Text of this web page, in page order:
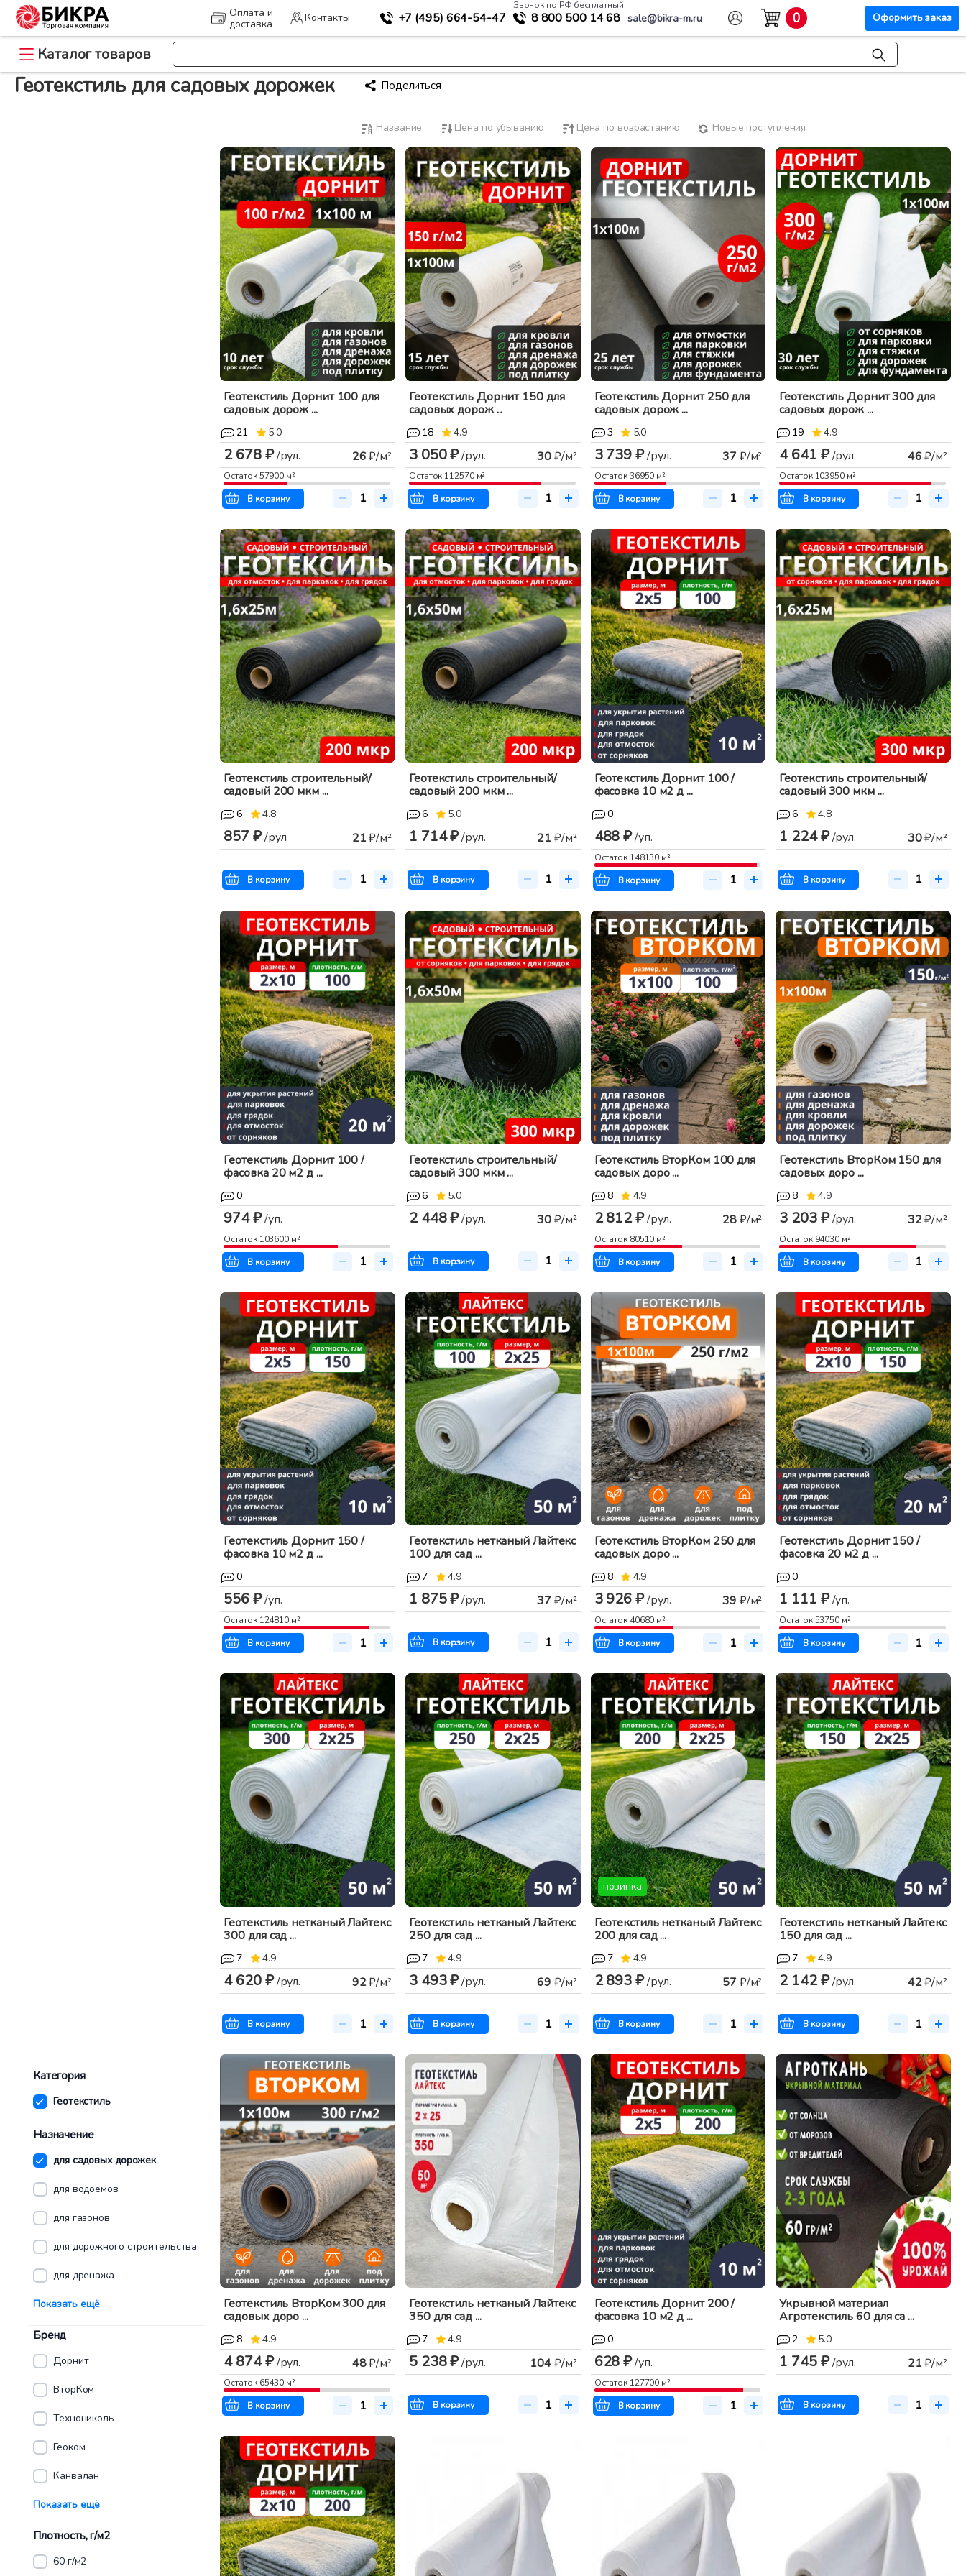
Оплата и
доставка
Контакты +7 (495) 664-54-47
Звонок по РФ бесплатный
8 800 500 14 68 sale@bikra-m.ru 0 Оформить заказ
Каталог товаров
Главная >Геотекстиль для садовых дорожек
Геотекстиль для садовых дорожек Поделиться
Категория
Геотекстиль
Назначение
для садовых дорожек
для водоемов
для газонов
для дорожного строительства
для дренажа
Показать ещё
Бренд
Дорнит
ВторКом
Технониколь
Геоком
Канвалан
Показать ещё
Плотность, г/м2
60 г/м2
Название Цена по убыванию Цена по возрастанию Новые поступления
Геотекстиль Дорнит 100 для
садовых дорож ...
21 5.0
2 678 ₽/рул. 26₽/м²
Остаток57900 м²
В корзину
Геотекстиль Дорнит 150 для
садовых дорож ...
18 4.9
3 050 ₽/рул. 30₽/м²
Остаток 112570м²
В корзину
Геотекстиль Дорнит 250 для
садовых дорож ...
3 5.0
3 739 ₽/рул. 37₽/м²
Остаток36950 м²
В корзину
Геотекстиль Дорнит 300 для
садовых дорож ...
19 4.9
4 641 ₽/рул. 46₽/м²
Остаток 103950м²
В корзину
Геотекстиль строительный/
садовый 200 мкм ...
6 4.8
857 ₽/рул. 21₽/м²
В корзину
Геотекстиль строительный/
садовый 200 мкм ...
6 5.0
1 714 ₽/рул. 21₽/м²
В корзину
Геотекстиль Дорнит 100 /
фасовка 10 м2 д ...
0
488 ₽/уп.
Остаток 148130 м²
В корзину
Геотекстиль строительный/
садовый 300 мкм ...
6 4.8
1 224 ₽/рул. 30₽/м²
В корзину
Геотекстиль Дорнит 100 /
фасовка 20 м2 д ...
0
974 ₽/уп.
Остаток 103600 м²
В корзину
Геотекстиль строительный/
садовый 300 мкм ...
6 5.0
2 448 ₽/рул. 30₽/м²
В корзину
Геотекстиль ВторКом 100 для
садовых доро ...
8 4.9
2 812 ₽/рул. 28₽/м²
Остаток 80510 м²
В корзину
Геотекстиль ВторКом 150 для
садовых доро ...
8 4.9
3 203 ₽/рул. 32₽/м²
Остаток 94030 м²
В корзину
Геотекстиль Дорнит 150 /
фасовка 10 м2 д ...
0
556 ₽/уп.
Остаток 124810 м²
В корзину
Геотекстиль нетканый Лайтекс
100 для сад ...
7 4.9
1 875 ₽/рул. 37₽/м²
В корзину
Геотекстиль ВторКом 250 для
садовых доро ...
8 4.9
3 926 ₽/рул. 39 ₽/м²
Остаток 40680 м²
В корзину
Геотекстиль Дорнит 150 /
фасовка 20 м2 д ...
0
1 111 ₽/уп.
Остаток53750 м²
В корзину
Геотекстиль нетканый Лайтекс
300 для сад ...
7 4.9
4 620 ₽/рул. 92₽/м²
В корзину
Геотекстиль нетканый Лайтекс
250 для сад ...
7 4.9
3 493 ₽/рул. 69 ₽/м²
В корзину
новинка
Геотекстиль нетканый Лайтекс
200 для сад ...
7 4.9
2 893 ₽/рул. 57₽/м²
В корзину
Геотекстиль нетканый Лайтекс
150 для сад ...
7 4.9
2 142 ₽/рул. 42₽/м²
В корзину
Геотекстиль ВторКом 300 для
садовых доро ...
8 4.9
4 874 ₽/рул. 48₽/м²
Остаток 65430 м²
В корзину
Геотекстиль нетканый Лайтекс
350 для сад ...
7 4.9
5 238 ₽/рул. 104₽/м²
В корзину
Геотекстиль Дорнит 200 /
фасовка 10 м2 д ...
0
628 ₽/уп.
Остаток 127700 м²
В корзину
Укрывной материал
Агротекстиль 60 для са ...
2 5.0
1 745 ₽/рул. 21₽/м²
В корзину